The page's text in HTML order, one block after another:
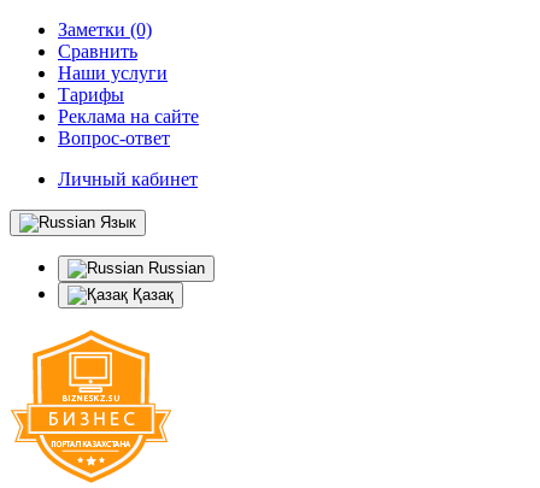
Заметки (0)
Сравнить
Наши услуги
Тарифы
Реклама на сайте
Вопрос-ответ
Личный кабинет
Язык
Russian
Қазақ